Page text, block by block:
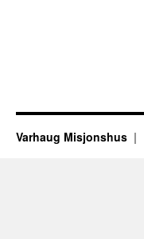
Varhaug Misjonshus